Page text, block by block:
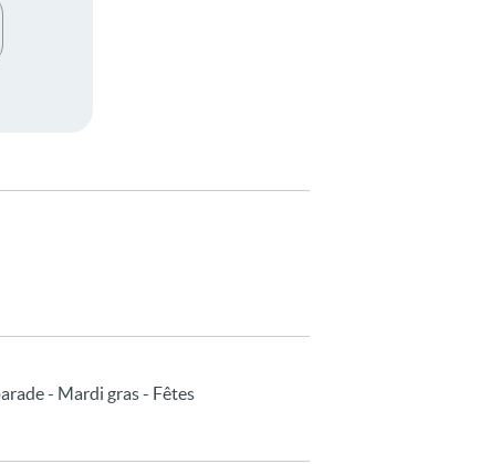
- Mardi gras - Fêtes